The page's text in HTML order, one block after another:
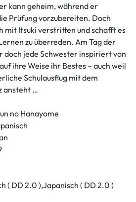
kann geheim, während er
Prüfung vorzubereiten. Doch
mit Itsuki verstritten und schafft es
zu überreden. Am Tag der
doch jede Schwester inspiriert von
ihre Weise ihr Bestes – auch weil
Schulausflug mit dem
ansteht …
no Hanayome
( DD 2.0 ),Japanisch ( DD 2.0 )